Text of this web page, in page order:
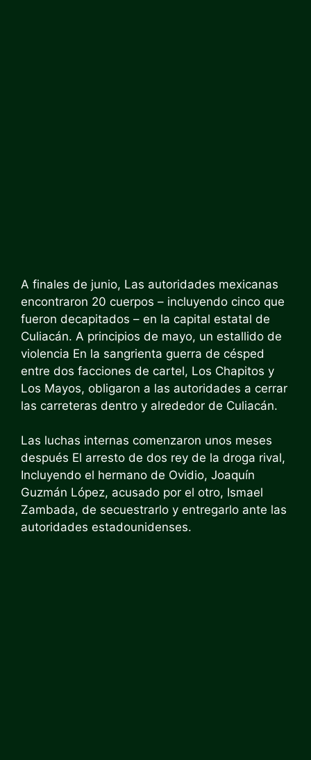
A finales de junio, Las autoridades mexicanas
encontraron 20 cuerpos – incluyendo cinco que
fueron decapitados – en la capital estatal de
Culiacán. A principios de mayo, un estallido de
violencia En la sangrienta guerra de césped
entre dos facciones de cartel, Los Chapitos y
Los Mayos, obligaron a las autoridades a cerrar
las carreteras dentro y alrededor de Culiacán.
Las luchas internas comenzaron unos meses
después El arresto de dos rey de la droga rival,
Incluyendo el hermano de Ovidio, Joaquín
Guzmán López, acusado por el otro, Ismael
Zambada, de secuestrarlo y entregarlo ante las
autoridades estadounidenses.